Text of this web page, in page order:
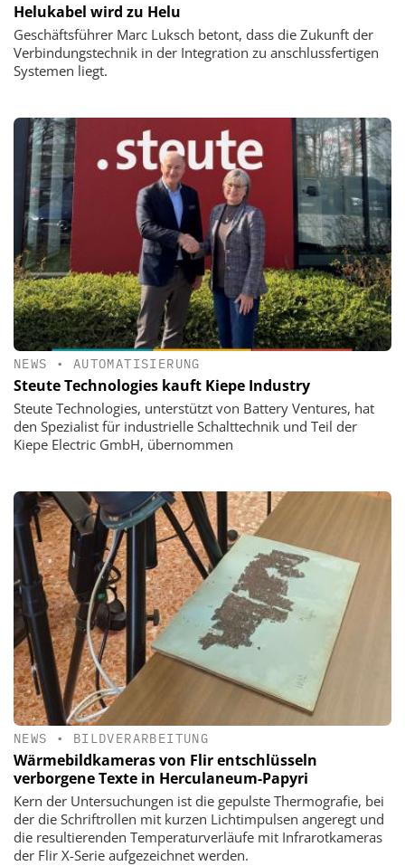
Helukabel wird zu Helu
Geschäftsführer Marc Luksch betont, dass die Zukunft der
Verbindungstechnik in der Integration zu anschlussfertigen
Systemen liegt.
NEWS • AUTOMATISIERUNG
Steute Technologies kauft Kiepe Industry
Steute Technologies, unterstützt von Battery Ventures, hat
den Spezialist für industrielle Schalttechnik und Teil der
Kiepe Electric GmbH, übernommen
NEWS • BILDVERARBEITUNG
Wärmebildkameras von Flir entschlüsseln
verborgene Texte in Herculaneum-Papyri
Kern der Untersuchungen ist die gepulste Thermografie, bei
der die Schriftrollen mit kurzen Lichtimpulsen angeregt und
die resultierenden Temperaturverläufe mit Infrarotkameras
der Flir X-Serie aufgezeichnet werden.